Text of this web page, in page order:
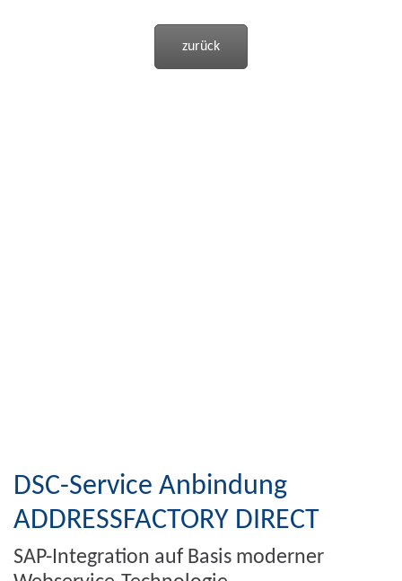
zurück
DSC-Service Anbindung
ADDRESSFACTORY DIRECT
SAP-Integration auf Basis moderner